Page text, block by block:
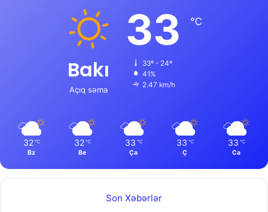
Bakı
Açıq səma
33 ℃
33º - 24º
41%
2.47 km/h
32 ℃
Bz
32 ℃
Be
33 ℃
Ça
33 ℃
Ç
33 ℃
Ca
Son Xəbərlər